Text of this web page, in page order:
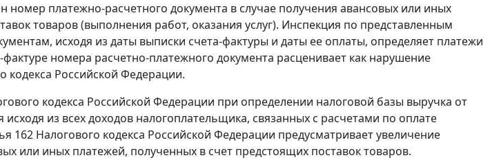
номер платежно-расчетного документа в случае получения авансовых или иных
товаров (выполнения работ, оказания услуг). Инспекция по представленным
исходя из даты выписки счета-фактуры и даты ее оплаты, определяет платежи
фактуре номера расчетно-платежного документа расценивает как нарушение
кодекса Российской Федерации.
кодекса Российской Федерации при определении налоговой базы выручка от
из всех доходов налогоплательщика, связанных с расчетами по оплате
162 Налогового кодекса Российской Федерации предусматривает увеличение
или иных платежей, полученных в счет предстоящих поставок товаров.